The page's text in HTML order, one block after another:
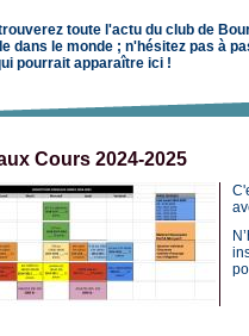
toute l'actu du club de
dans le monde ; n'hésitez pas à
pourrait apparaître ici !
Cours 2024-2025